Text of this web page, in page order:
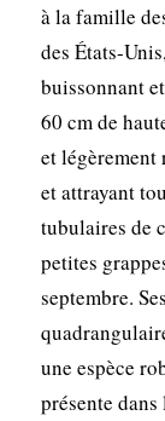
à la famille
des États-
buissonnant
60 cm de
et légèrement
et attrayant
tubulaires de
petites
septembre.
une espèce
présente